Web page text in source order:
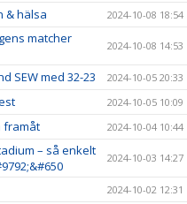
& hälsa 2024-10-08 18:54
matcher
2024-10-08 14:53
SEW med 32-23 2024-10-05 20:33
2024-10-05 10:09
framåt 2024-10-04 10:44
– så enkelt
2024-10-03 14:27
2024-10-02 12:31